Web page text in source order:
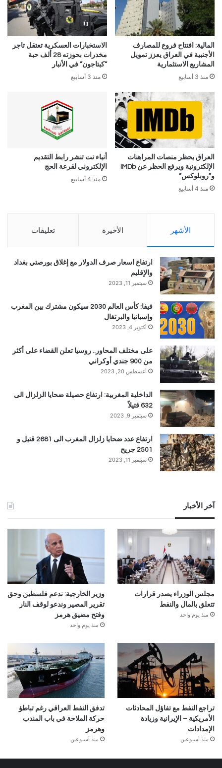
المالية: افتتاح فروع للمصارف
الأجنبية في العراق يعزز تمويل
المشاريع الاستثمارية
منذ 3 أسابيع
الاستخبارات العسكرية تعتقل تاجر
مخدرات بحوزته 28 ألف حبة
“كبتاجون” في الأنبار
منذ 3 أسابيع
العراق يحظر منصات المراهنات
الإلكترونية ويرفع الحظر عن IMDb
و”روبلوكس”
منذ 4 أسابيع
أنباء نت تنشر رابط التقديم
الإلكتروني لقرعة الحج
منذ 4 أسابيع
الأشهر الأخيرة تعليقات
ارتفاع اسعار صرف الدولار مع إغلاق بورصتي بغداد
والإقليم
سبتمبر 11, 2023
فيفا: كأس العالم 2030 سيكون مشترك بين المغرب
وإسبانيا والبرتغال
أكتوبر 4, 2023
على مختلف المحاور.. روسيا تعلن القضاء على أكثر
من 900 جندي أوكراني
أغسطس 20, 2023
الداخلية المغربية: ارتفاع حصيلة ضحايا الزلزال الى
632 قتيلاً
سبتمبر 9, 2023
ارتفاع عدد ضحايا زلزال المغرب الى 2681 قتيل و
2501 جريح
سبتمبر 11, 2023
آخر الأخبار
مجلس الوزراء يصدر قرارات
تتعلق بالمال والنفط
منذ يوم واحد
وزير الخارجية: ندعم فلسطين وحق
تقرير المصير وندعو لوقف النار
وفتح مضيق هرمز
منذ يوم واحد
تراجع النفط مع تفاؤل المحادثات
الأمريكية – الإيرانية وزيادة
الإمدادات
منذ أسبوعين
تدفق النفط العراقي رغم تباطؤ
حركة الملاحة في باب المندب
وهرمز
منذ أسبوعين